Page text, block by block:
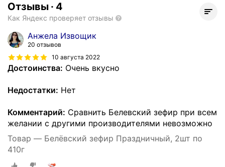
Отзывы · 4
Как Яндекс проверяет отзывы
Анжела Извощик
20 отзывов
10 августа 2022
Достоинства: Очень вкусно
Недостатки: Нет
Комментарий: Сравнить Белевский зефир при всем
желании с другими производителями невозможно
Товар — Белёвский зефир Праздничный, 2шт по
410г